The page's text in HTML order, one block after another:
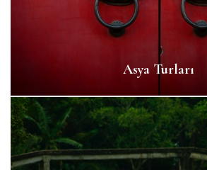
Asya Turları